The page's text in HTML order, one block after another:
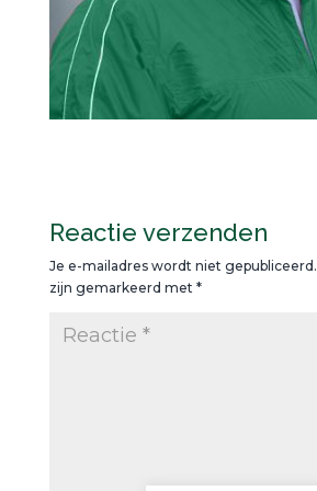
Reactie verzenden
Je e-mailadres wordt niet gepubliceerd.
zijn gemarkeerd met *